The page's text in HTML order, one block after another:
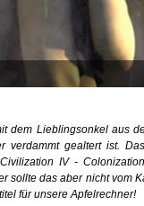
dem Lieblingsonkel aus
verdammt gealtert ist.
IV -
sollte das aber nicht vom
für unsere Apfelrechner!